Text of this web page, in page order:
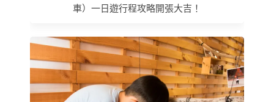
車）一日遊行程攻略開張大吉！